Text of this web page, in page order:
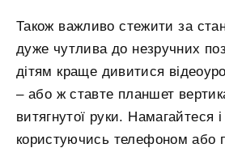
Також важливо стежити за
дуже чутлива до незручних
дітям краще дивитися
– або ж ставте планшет
витягнутої руки. Намагайтеся і
користуючись телефоном або